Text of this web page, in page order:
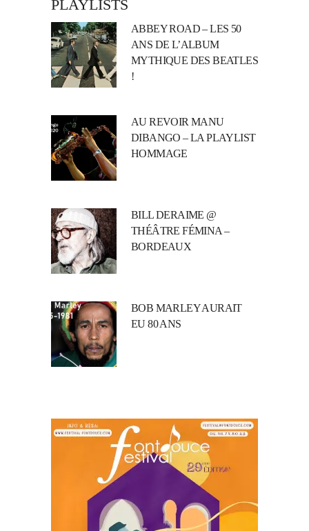
PLAYLISTS
ABBEY ROAD – LES 50
ANS DE L’ALBUM
MYTHIQUE DES BEATLES
!
AU REVOIR MANU
DIBANGO – LA PLAYLIST
HOMMAGE
BILL DERAIME @
THÉÂTRE FÉMINA –
BORDEAUX
BOB MARLEY AURAIT
EU 80 ANS